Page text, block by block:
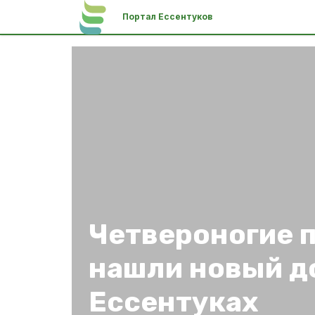
Портал Ессентуков
Четвероногие
нашли новый
Ессентуках